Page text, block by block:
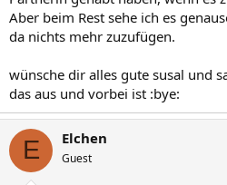
Aber beim Rest sehe ich es
da nichts mehr zuzufügen.
wünsche dir alles gute susal und
das aus und vorbei ist :bye:
E Elchen
Guest